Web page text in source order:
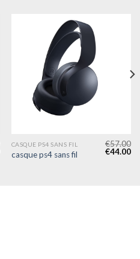
CASQUE PS4 SANS FIL
casque ps4 sans fil
€57.00
€44.00